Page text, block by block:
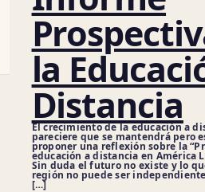
la
Distancia
El crecimiento de la educación a
pareciere que se mantendrá pero
proponer una reflexión sobre la
educación a distancia en América
Sin duda el futuro no existe y lo
región no puede ser
[…]